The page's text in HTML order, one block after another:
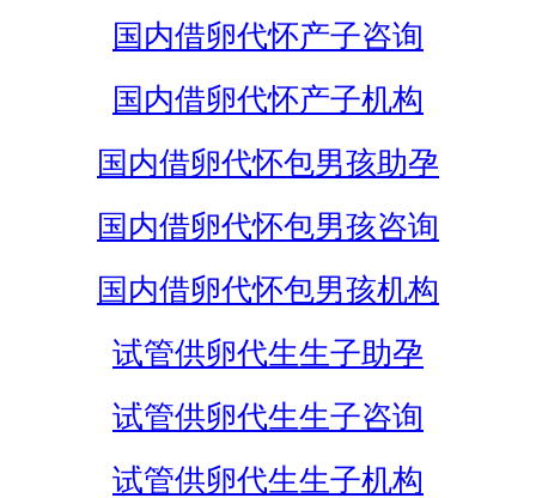
国内借卵代怀产子咨询
国内借卵代怀产子机构
国内借卵代怀包男孩助孕
国内借卵代怀包男孩咨询
国内借卵代怀包男孩机构
试管供卵代生生子助孕
试管供卵代生生子咨询
试管供卵代生生子机构